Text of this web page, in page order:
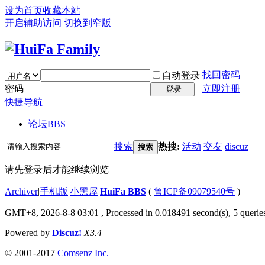
设为首页收藏本站
开启辅助访问 切换到窄版
自动登录 找回密码
密码
登录
立即注册
快捷导航
论坛BBS
搜索 搜索 热搜: 活动 交友 discuz
请先登录后才能继续浏览
Archiver|手机版|小黑屋|HuiFa BBS ( 鲁ICP备09079540号 )
GMT+8, 2026-8-8 03:01 , Processed in 0.018491 second(s), 5
Powered by Discuz! X3.4
© 2001-2017 Comsenz Inc.